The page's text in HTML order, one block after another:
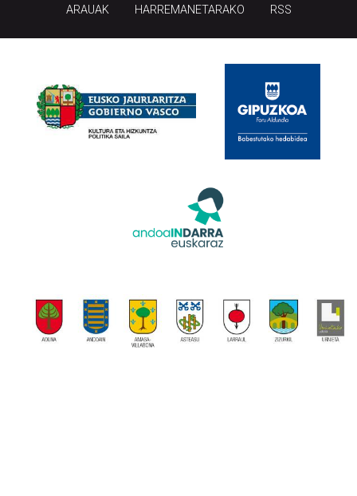
ARAUAK HARREMANETARAKO RSS